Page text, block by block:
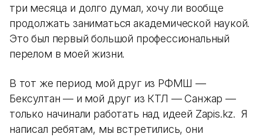
три месяца и долго думал, хочу ли вообще
продолжать заниматься академической наукой.
Это был первый большой профессиональный
перелом в моей жизни.
В тот же период мой друг из РФМШ —
Бексултан — и мой друг из КТЛ — Санжар —
только начинали работать над идеей Zapis.kz. Я
написал ребятам, мы встретились, они